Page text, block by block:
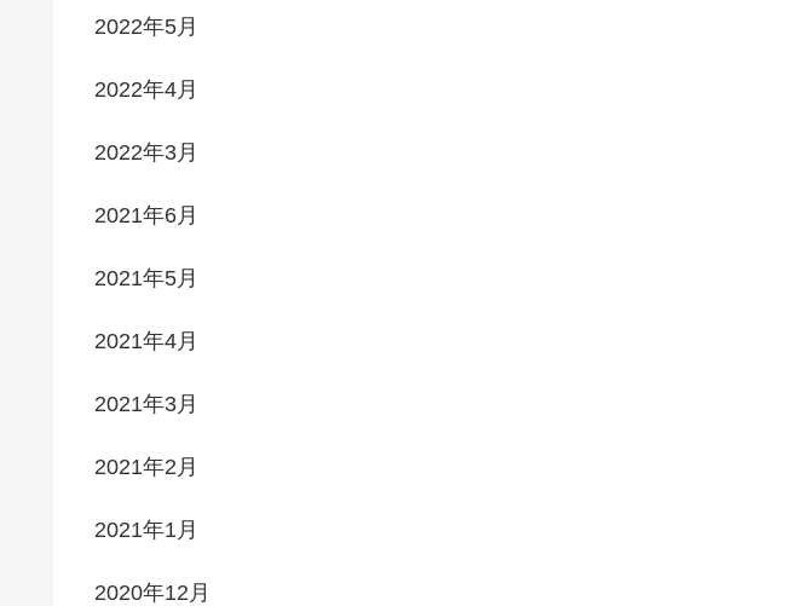
2022年5月
2022年4月
2022年3月
2021年6月
2021年5月
2021年4月
2021年3月
2021年2月
2021年1月
2020年12月